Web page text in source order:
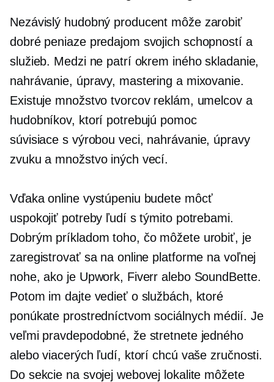
Nezávislý hudobný producent môže zarobiť
dobré peniaze predajom svojich schopností a
služieb. Medzi ne patrí okrem iného skladanie,
nahrávanie, úpravy, mastering a mixovanie.
Existuje množstvo tvorcov reklám, umelcov a
hudobníkov, ktorí potrebujú pomoc
súvisiace s výrobou veci, nahrávanie, úpravy
zvuku a množstvo iných vecí.
Vďaka online vystúpeniu budete môcť
uspokojiť potreby ľudí s týmito potrebami.
Dobrým príkladom toho, čo môžete urobiť, je
zaregistrovať sa na online platforme na voľnej
nohe, ako je Upwork, Fiverr alebo SoundBette.
Potom im dajte vedieť o službách, ktoré
ponúkate prostredníctvom sociálnych médií. Je
veľmi pravdepodobné, že stretnete jedného
alebo viacerých ľudí, ktorí chcú vaše zručnosti.
Do sekcie na svojej webovej lokalite môžete